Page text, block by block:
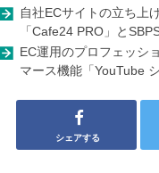
自社ECサイトの立ち上
「Cafe24 PRO」と
EC運用のプロフェッシ
マース機能「YouTube
シェアする